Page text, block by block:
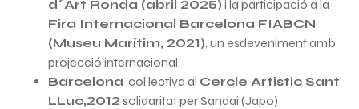
d´Art Ronda (abril 2025) i la participació a la
Fira Internacional Barcelona FIABCN
(Museu Marítim, 2021), un esdeveniment amb
projecció internacional.
Barcelona ,col.lectiva al Cercle Artistic Sant
LLuc,2012 solidaritat per Sandai (Japo)